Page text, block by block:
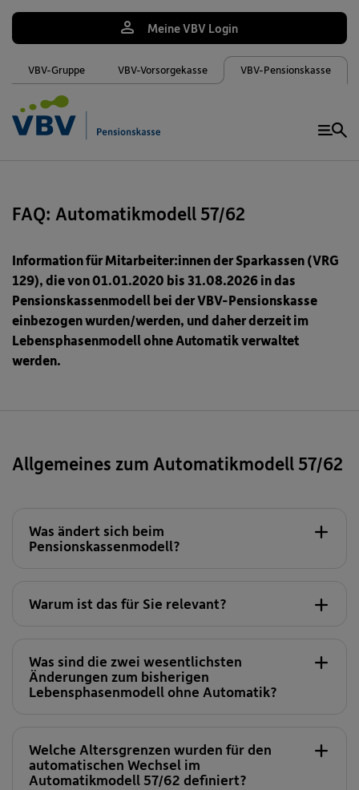
VBV-Gruppe VBV-Vorsorgekasse VBV-Pensionskasse
Meine VBV Login
FAQ: Automatikmodell 57/62
Information für Mitarbeiter:innen der Sparkassen (VRG
129), die von 01.01.2020 bis 31.08.2026 in das
Pensionskassenmodell bei der VBV-Pensionskasse
einbezogen wurden/werden, und daher derzeit im
Lebensphasenmodell ohne Automatik verwaltet
werden.
Allgemeines zum Automatikmodell 57/62
Was ändert sich beim
Pensionskassenmodell?
Mitarbeiter:innen
Automatikmodell 57/62
Warum ist das für Sie relevant?
Was sind die zwei wesentlichsten
Änderungen zum bisherigen
Lebensphasenmodell ohne Automatik?
Im neuen Automatikmodell
ist für
Mitarbeiter:innen bis zum Alter von 57 Jahren
eine dynamische Veranlagung (nämlich die VG
Welche Altersgrenzen wurden für den
automatischen Wechsel im
Automatikmodell 57/62 definiert?